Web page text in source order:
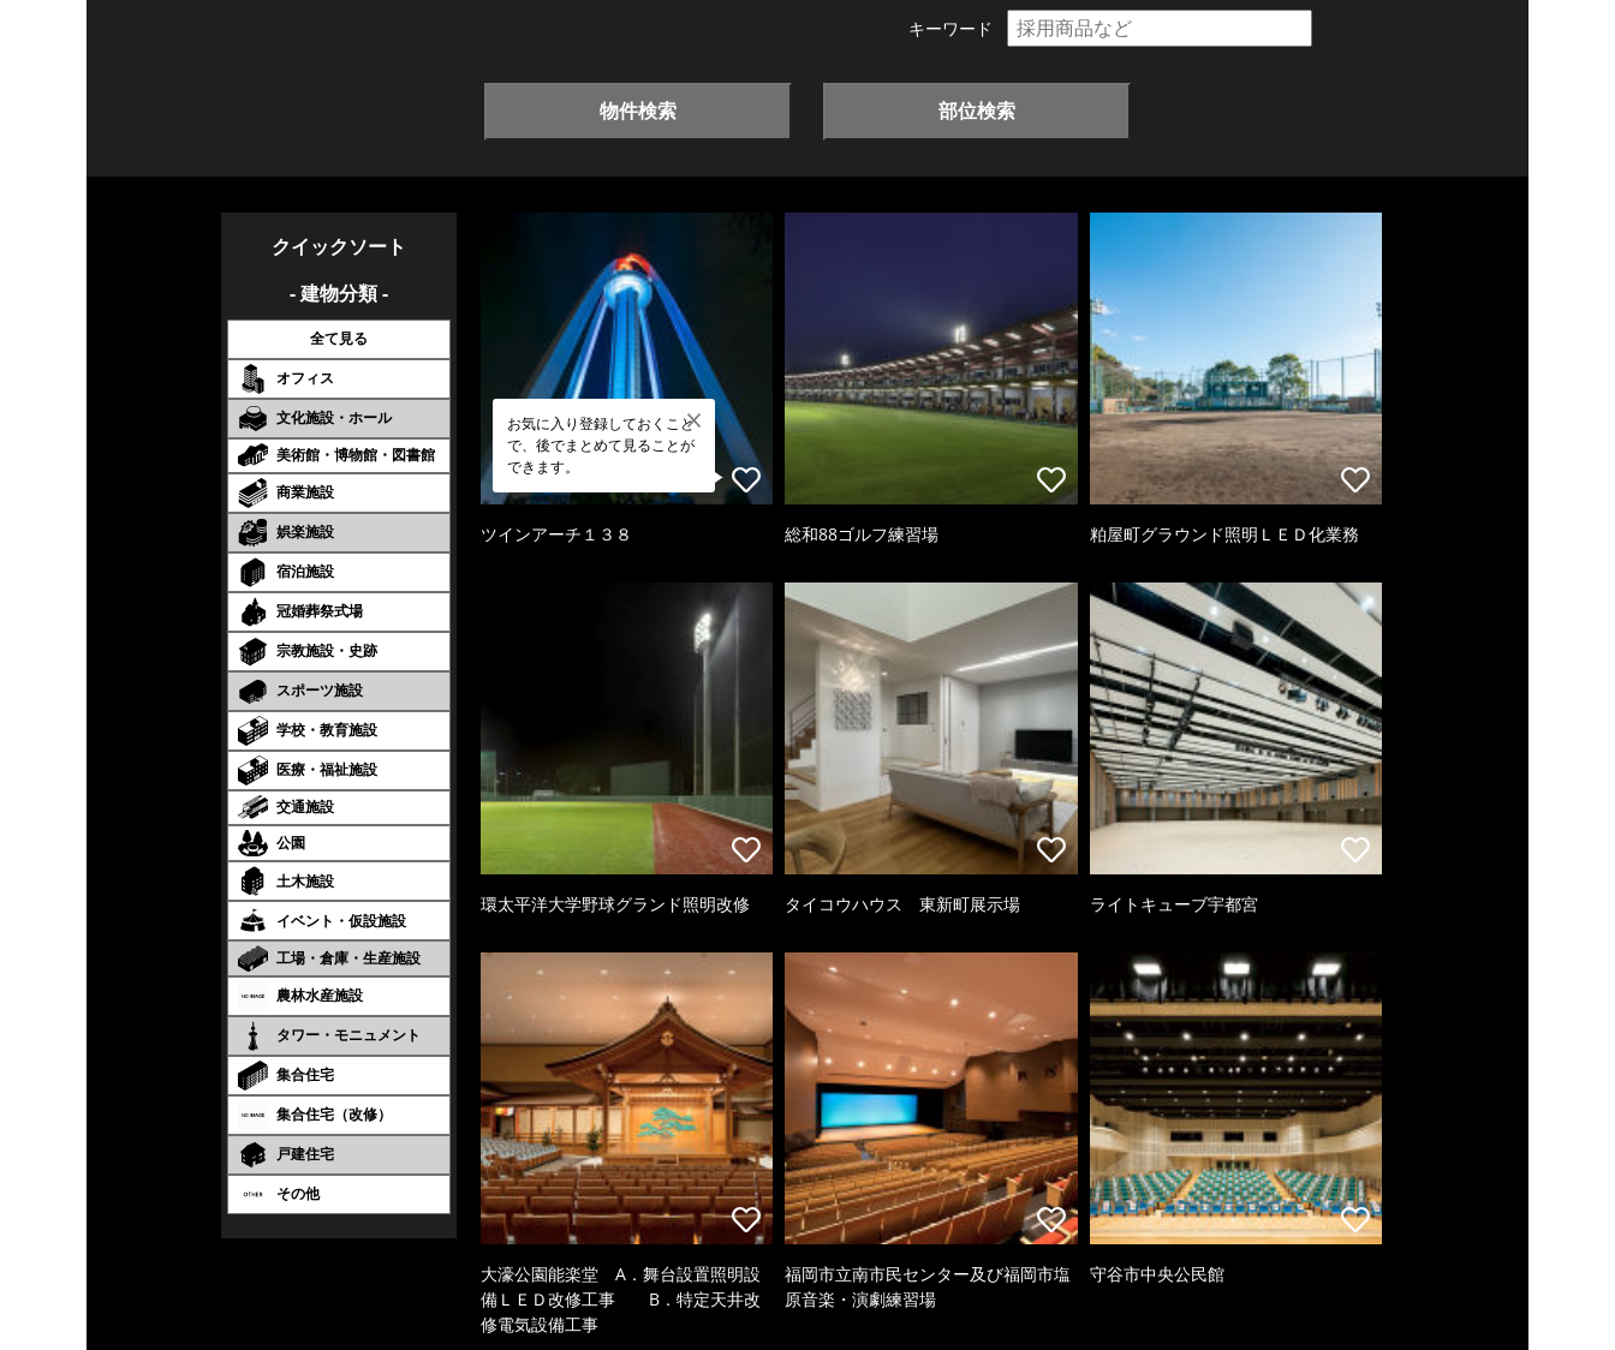
キーワード
物件検索 部位検索
クイックソート
- 建物分類 -
全て見る
オフィス
文化施設・ホール
美術館・博物館・図書館
商業施設
娯楽施設
宿泊施設
冠婚葬祭式場
宗教施設・史跡
スポーツ施設
学校・教育施設
医療・福祉施設
交通施設
公園
土木施設
イベント・仮設施設
工場・倉庫・生産施設
農林水産施設
タワー・モニュメント
集合住宅
集合住宅（改修）
戸建住宅
その他
お気に入り登録しておくこと
で、後でまとめて見ることが
できます。
ツインアーチ１３８ 総和88ゴルフ練習場 粕屋町グラウンド照明ＬＥＤ化業務
環太平洋大学野球グランド照明改修 タイコウハウス 東新町展示場 ライトキューブ宇都宮
大濠公園能楽堂 A．舞台設置照明設
備ＬＥＤ改修工事 B．特定天井改
修電気設備工事
福岡市立南市民センター及び福岡市塩
原音楽・演劇練習場
守谷市中央公民館